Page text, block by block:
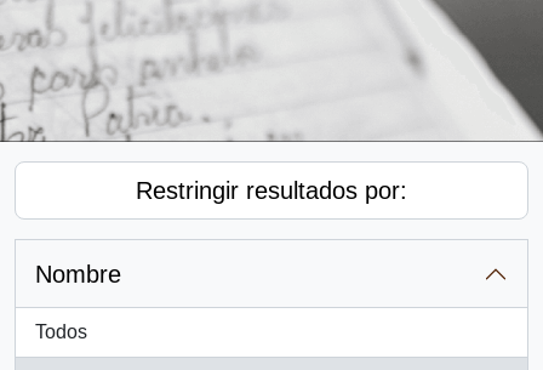
Restringir resultados por:
Nombre
Todos